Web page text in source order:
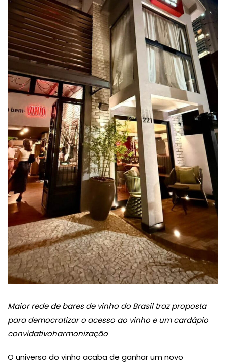
Maior rede de bares de vinho do Brasil traz proposta
para democratizar o acesso ao vinho e um cardápio
convidativoharmonização
O universo do vinho acaba de ganhar um novo